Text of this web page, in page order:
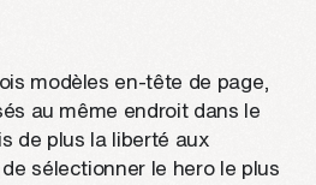
modèles en-tête de page,
au même endroit dans le
de plus la liberté aux
sélectionner le hero le plus